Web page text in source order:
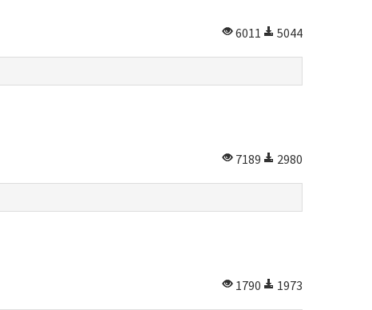
6011 5044
7189 2980
1790 1973